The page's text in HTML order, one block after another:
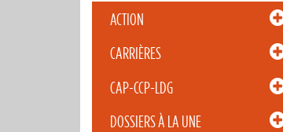
ACTION
CARRIÈRES
CAP-CCP-LDG
DOSSIERS À LA UNE